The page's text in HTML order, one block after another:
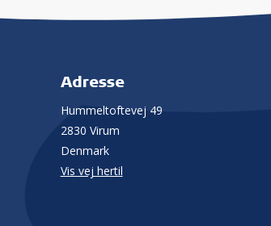
Adresse
Hummeltoftevej 49
2830 Virum
Denmark
Vis vej hertil